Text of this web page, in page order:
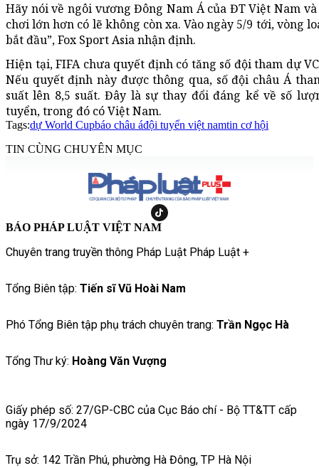
Hãy nói về ngôi vương Đông Nam Á của ĐT Việt Nam
chơi lớn hơn có lẽ không còn xa. Vào ngày 5/9 tới, vòng
bắt đầu”, Fox Sport Asia nhận định.
Hiện tại, FIFA chưa quyết định có tăng số đội tham dự
Nếu quyết định này được thông qua, số đội châu Á
suất lên 8,5 suất. Đây là sự thay đổi đáng kể về số
tuyển, trong đó có Việt Nam.
Tags:dự World Cupbáo châu áđội tuyển việt namtin cơ hội
TIN CÙNG CHUYÊN MỤC
BÁO PHÁP LUẬT VIỆT NAM
Chuyên trang truyền thông Pháp Luật Pháp Luật +
Tổng Biên tập: Tiến sĩ Vũ Hoài Nam
Phó Tổng Biên tập phụ trách chuyên trang: Trần Ngọc Hà
Tổng Thư ký: Hoàng Văn Vượng
Giấy phép số: 27/GP-CBC của Cục Báo chí - Bộ TT&TT cấp
ngày 17/9/2024
Trụ sở: 142 Trần Phú, phường Hà Đông, TP Hà Nội